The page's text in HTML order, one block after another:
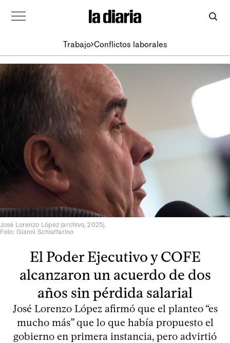
Trabajo Conflictos laborales
José Lorenzo López (archivo, 2025).
Foto: Gianni Schiaffarino
El Poder Ejecutivo y COFE
alcanzaron un acuerdo de dos
años sin pérdida salarial
José Lorenzo López afirmó que el planteo “es
mucho más” que lo que había propuesto el
gobierno en primera instancia, pero advirtió